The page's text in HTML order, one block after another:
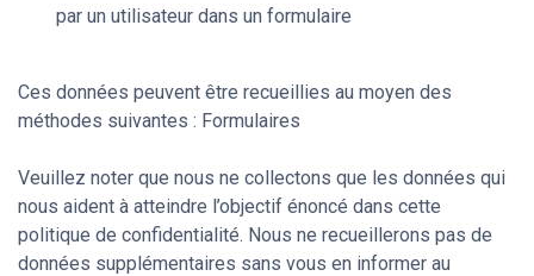
par un utilisateur dans un formulaire
Ces données peuvent être recueillies au moyen des
méthodes suivantes : Formulaires
Veuillez noter que nous ne collectons que les données qui
nous aident à atteindre l’objectif énoncé dans cette
politique de confidentialité. Nous ne recueillerons pas de
données supplémentaires sans vous en informer au